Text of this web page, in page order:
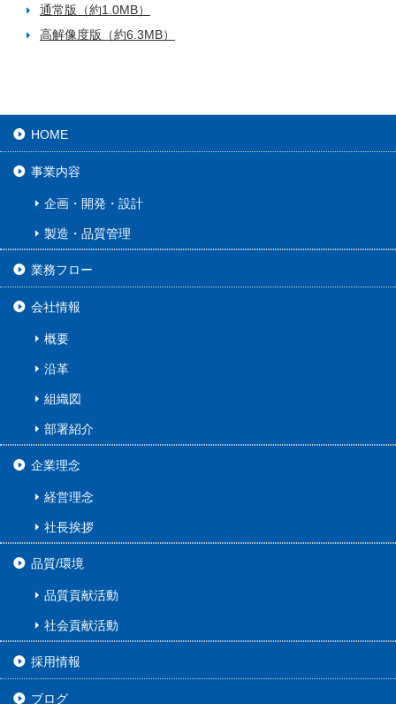
通常版（約1.0MB）
高解像度版（約6.3MB）
HOME
事業内容
企画・開発・設計
製造・品質管理
業務フロー
会社情報
概要
沿革
組織図
部署紹介
企業理念
経営理念
社長挨拶
品質/環境
品質貢献活動
社会貢献活動
採用情報
ブログ